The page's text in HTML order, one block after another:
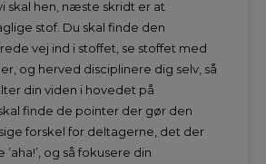
skal hen, næste skridt er at
stof. Du skal finde den
vej ind i stoffet, se stoffet med
og herved disciplinere dig selv, så
din viden i hovedet på
finde de pointer der gør den
forskel for deltagerne, det der
og så fokusere din